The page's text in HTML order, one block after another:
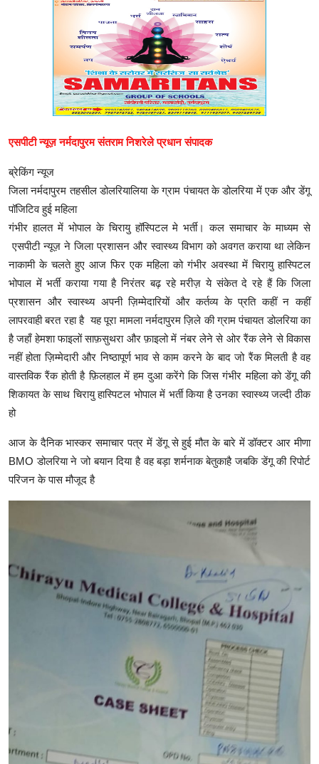
एसपीटी न्यूज़ नर्मदापुरम संतराम निशरेले प्रधान संपादक
ब्रेकिंग न्यूज
जिला नर्मदापुरम तहसील डोलरियालिया के ग्राम पंचायत के डोलरिया में एक और डेंगू
पॉजिटिव हुई महिला
गंभीर हालत में भोपाल के चिरायु हॉस्पिटल मे भर्ती। कल समाचार के माध्यम से
एसपीटी न्यूज़ ने जिला प्रशासन और स्वास्थ्य विभाग को अवगत कराया था लेकिन
नाकामी के चलते हुए आज फिर एक महिला को गंभीर अवस्था में चिरायु हास्पिटल
भोपाल में भर्ती कराया गया है निरंतर बढ़ रहे मरीज़ ये संकेत दे रहे हैं कि जिला
प्रशासन और स्वास्थ्य अपनी ज़िम्मेदारियों और कर्तव्य के प्रति कहीं न कहीं
लापरवाही बरत रहा है यह पूरा मामला नर्मदापुरम ज़िले की ग्राम पंचायत डोलरिया का
है जहाँ हेमशा फाइलों साफ़सुथरा और फ़ाइलो में नंबर लेने से ओर रैंक लेने से विकास
नहीं होता ज़िम्मेदारी और निष्ठापूर्ण भाव से काम करने के बाद जो रैंक मिलती है वह
वास्तविक रैंक होती है फ़िलहाल में हम दुआ करेंगे कि जिस गंभीर महिला को डेंगू की
शिकायत के साथ चिरायु हास्पिटल भोपाल में भर्ती किया है उनका स्वास्थ्य जल्दी ठीक
हो
आज के दैनिक भास्कर समाचार पत्र में डेंगू से हुई मौत के बारे में डॉक्टर आर मीणा
BMO डोलरिया ने जो बयान दिया है वह बड़ा शर्मनाक बेतुकाहै जबकि डेंगू की रिपोर्ट
परिजन के पास मौजूद है